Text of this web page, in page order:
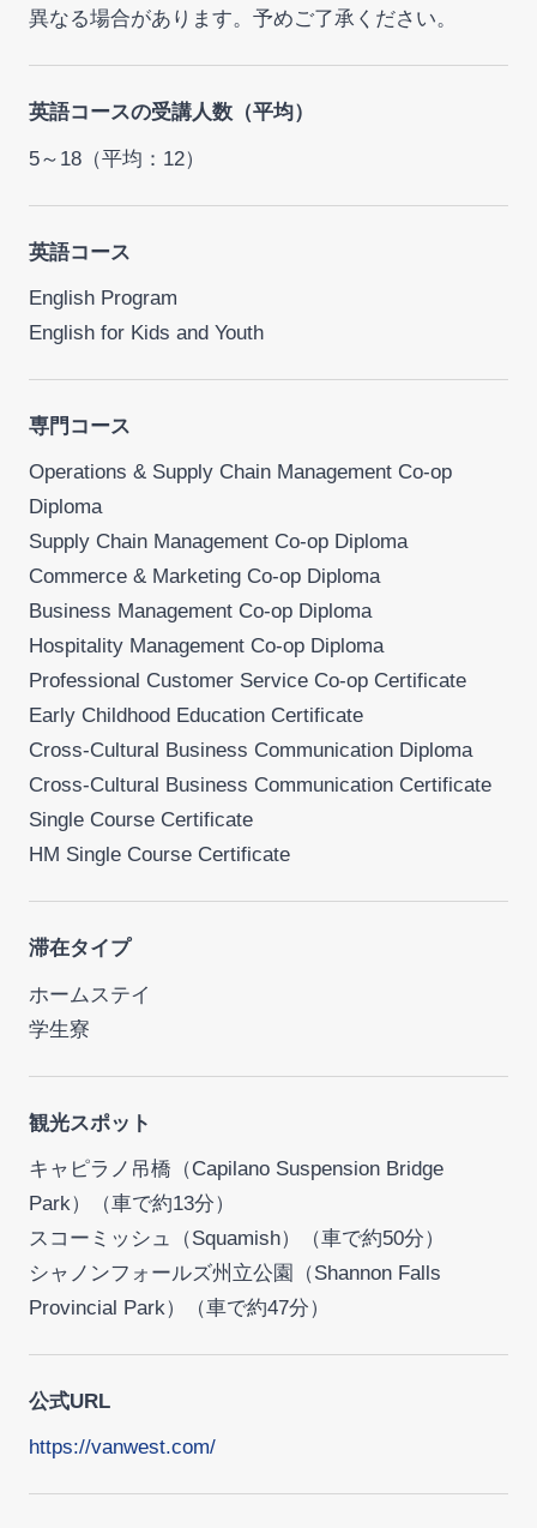
異なる場合があります。予めご了承ください。
英語コースの受講人数（平均）
5～18（平均：12）
英語コース
English Program
English for Kids and Youth
専門コース
Operations & Supply Chain Management Co-op
Diploma
Supply Chain Management Co-op Diploma
Commerce & Marketing Co-op Diploma
Business Management Co-op Diploma
Hospitality Management Co-op Diploma
Professional Customer Service Co-op Certificate
Early Childhood Education Certificate
Cross-Cultural Business Communication Diploma
Cross-Cultural Business Communication Certificate
Single Course Certificate
HM Single Course Certificate
滞在タイプ
ホームステイ
学生寮
観光スポット
キャピラノ吊橋（Capilano Suspension Bridge
Park）（車で約13分）
スコーミッシュ（Squamish）（車で約50分）
シャノンフォールズ州立公園（Shannon Falls
Provincial Park）（車で約47分）
公式URL
https://vanwest.com/